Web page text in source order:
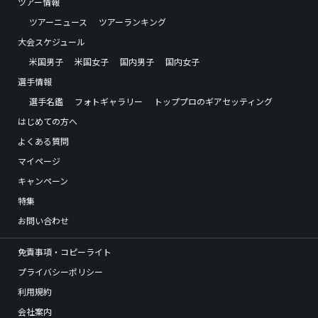
ツアーニュース
ツアーランキング
大会スケジュール
米国男子
米国女子 国内男子
国内女子
選手情報
選手名鑑
フォトギャラリー
トッププロのギアセッティング
はじめての方へ
よくある質問
マイページ
キャンペーン
特集
お問い合わせ
免責事項・コピーライト
プライバシーポリシー
利用規約
会社案内